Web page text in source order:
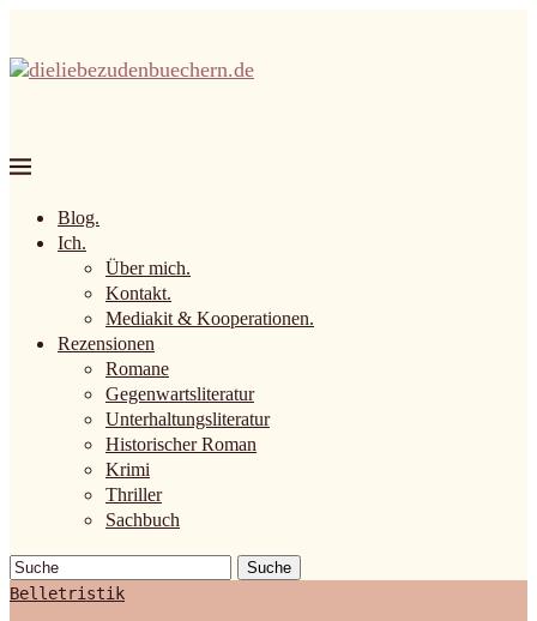
Blog.
Ich.
Über mich.
Kontakt.
Mediakit & Kooperationen.
Rezensionen
Romane
Gegenwartsliteratur
Unterhaltungsliteratur
Historischer Roman
Krimi
Thriller
Sachbuch
Suche
Belletristik